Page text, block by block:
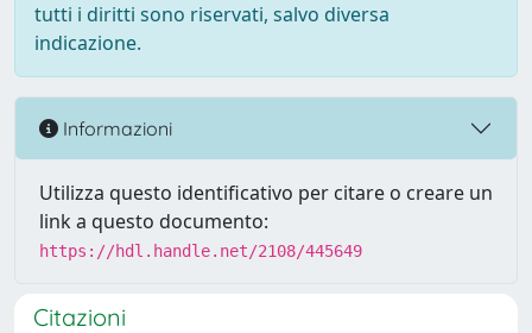
tutti i diritti sono riservati, salvo diversa
indicazione.
Informazioni
Utilizza questo identificativo per citare o creare un
link a questo documento:
https://hdl.handle.net/2108/445649
Citazioni